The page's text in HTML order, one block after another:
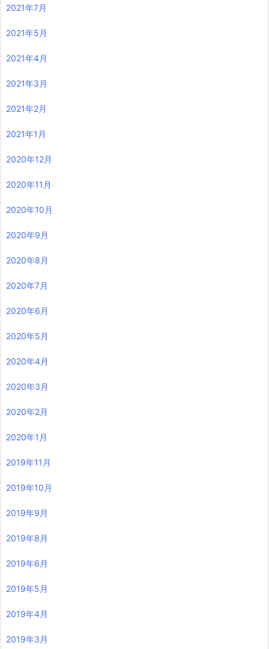
2021年7月
2021年5月
2021年4月
2021年3月
2021年2月
2021年1月
2020年12月
2020年11月
2020年10月
2020年9月
2020年8月
2020年7月
2020年6月
2020年5月
2020年4月
2020年3月
2020年2月
2020年1月
2019年11月
2019年10月
2019年9月
2019年8月
2019年6月
2019年5月
2019年4月
2019年3月